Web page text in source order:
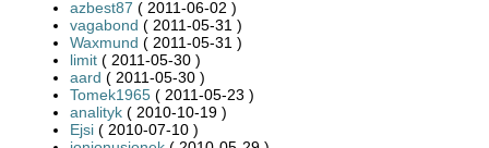
azbest87 ( 2011-06-02 )
vagabond ( 2011-05-31 )
Waxmund ( 2011-05-31 )
limit ( 2011-05-30 )
aard ( 2011-05-30 )
Tomek1965 ( 2011-05-23 )
analityk ( 2010-10-19 )
Ejsi ( 2010-07-10 )